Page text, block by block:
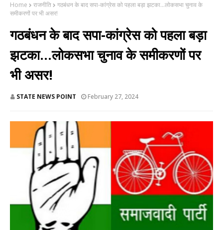
Home राजनीति
गठबंधन के बाद सपा-कांग्रेस को पहला बड़ा झटका...लोकसभा चुनाव के
समीकरणों पर भी असर!
गठबंधन के बाद सपा-कांग्रेस को पहला बड़ा
झटका...लोकसभा चुनाव के समीकरणों पर
भी असर!
STATE NEWS POINT February 27, 2024